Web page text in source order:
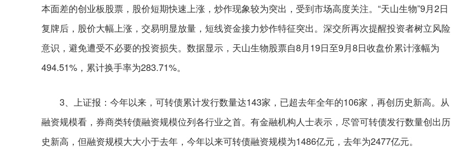
本面差的创业板股票，股价短期快速上涨，炒作现象较为突出，受到市场高度关注。“天山生物”9月2日
复牌后，股价大幅上涨，交易明显放量，短线资金接力炒作特征突出。深交所再次提醒投资者树立风险
意识，避免遭受不必要的投资损失。数据显示，天山生物股票自8月19日至9月8日收盘价累计涨幅为
494.51%，累计换手率为283.71%。
3、上证报：今年以来，可转债累计发行数量达143家，已超去年全年的106家，再创历史新高。从
融资规模看，券商类转债融资规模位列各行业之首。有金融机构人士表示，尽管可转债发行数量创出历
史新高，但融资规模大大小于去年，今年以来可转债融资规模为1486亿元，去年为2477亿元。